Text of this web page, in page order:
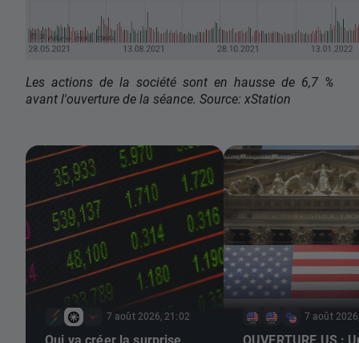
Les actions de la société sont en hausse de 6,7 %
avant l'ouverture de la séance. Source: xStation
7 août 2026, 21:02
Qui va créer la surprise
7 août
OUVERTURE US :